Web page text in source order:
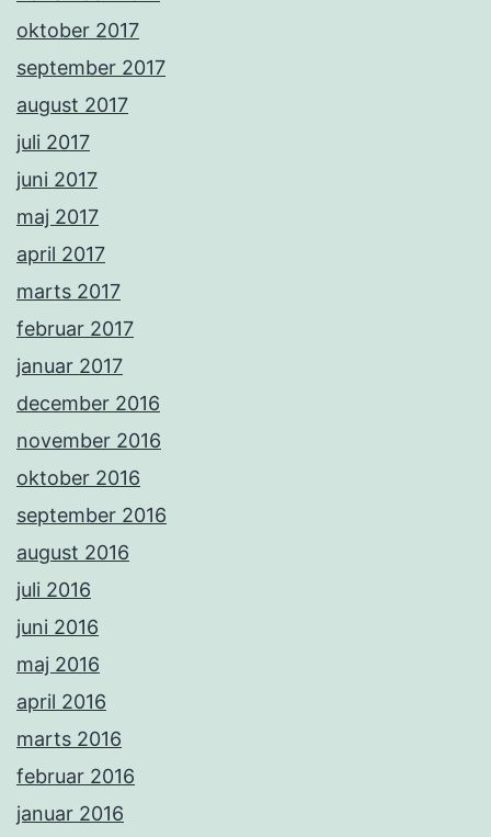
oktober 2017
september 2017
august 2017
juli 2017
juni 2017
maj 2017
april 2017
marts 2017
februar 2017
januar 2017
december 2016
november 2016
oktober 2016
september 2016
august 2016
juli 2016
juni 2016
maj 2016
april 2016
marts 2016
februar 2016
januar 2016